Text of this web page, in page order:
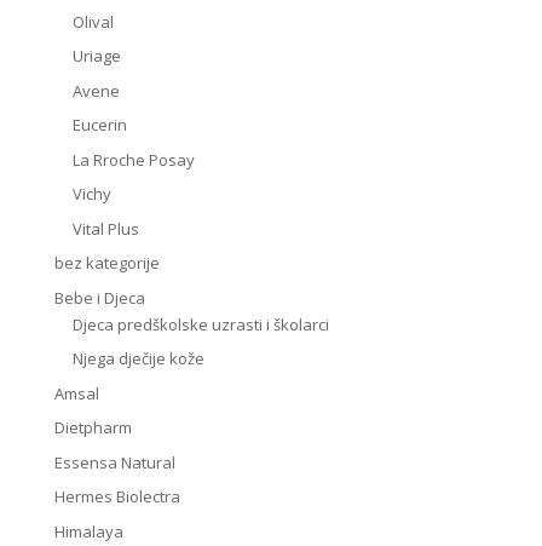
Olival
Uriage
Avene
Eucerin
La Rroche Posay
Vichy
Vital Plus
bez kategorije
Bebe i Djeca
Djeca predškolske uzrasti i školarci
Njega dječije kože
Amsal
Dietpharm
Essensa Natural
Hermes Biolectra
Himalaya